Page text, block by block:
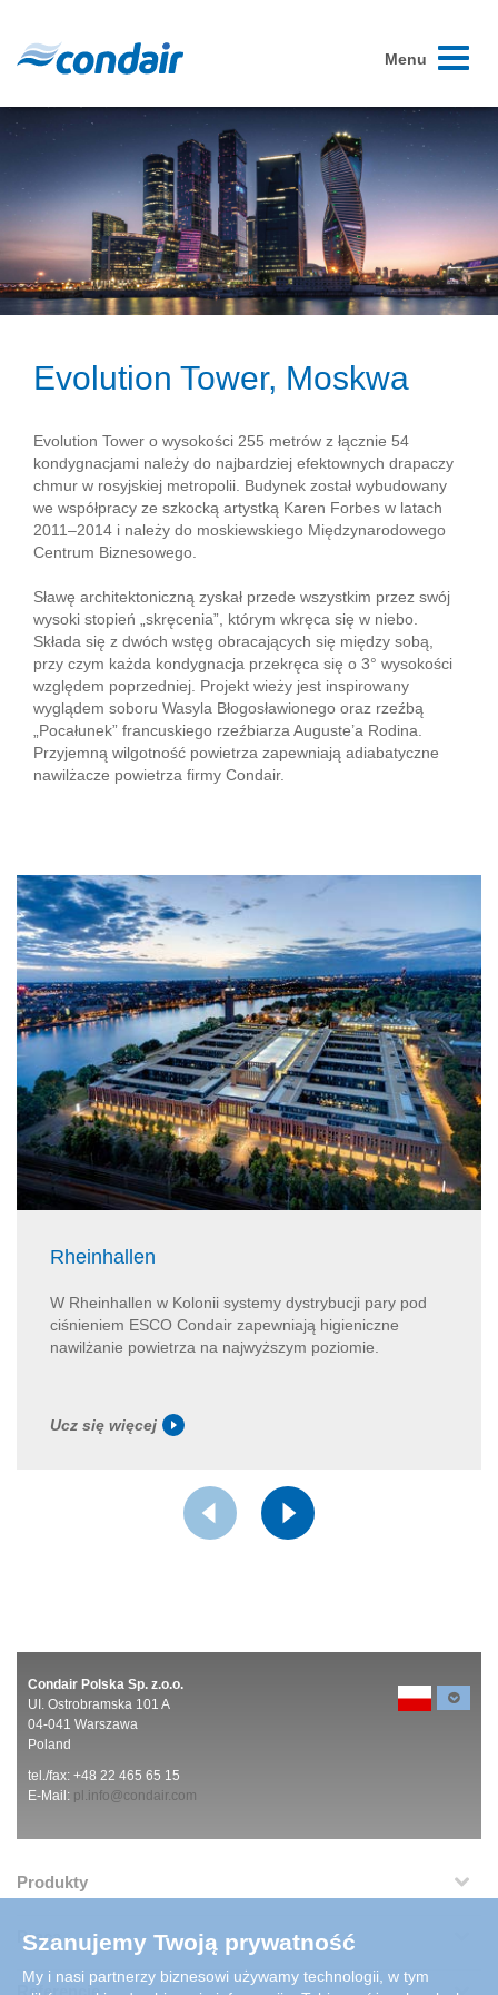
Toggle
Menu
Evolution Tower, Moskwa
Evolution Tower o wysokości 255 metrów z łącznie 54
kondygnacjami należy do najbardziej efektownych drapaczy
chmur w rosyjskiej metropolii. Budynek został wybudowany
we współpracy ze szkocką artystką Karen Forbes w latach
2011–2014 i należy do moskiewskiego Międzynarodowego
Centrum Biznesowego.
Sławę architektoniczną zyskał przede wszystkim przez swój
wysoki stopień „skręcenia”, którym wkręca się w niebo.
Składa się z dwóch wstęg obracających się między sobą,
przy czym każda kondygnacja przekręca się o 3° wysokości
względem poprzedniej. Projekt wieży jest inspirowany
wyglądem soboru Wasyla Błogosławionego oraz rzeźbą
„Pocałunek” francuskiego rzeźbiarza Auguste’a Rodina.
Przyjemną wilgotność powietrza zapewniają adiabatyczne
nawilżacze powietrza firmy Condair.
Rheinhallen
W Rheinhallen w Kolonii systemy dystrybucji pary pod
ciśnieniem ESCO Condair zapewniają higieniczne
nawilżanie powietrza na najwyższym poziomie.
Ucz się więcej
Condair Polska Sp. z.o.o.
UI. Ostrobramska 101 A
04-041 Warszawa
Poland
tel./fax: +48 22 465 65 15
E-Mail: pl.info@condair.com
Produkty
Praca
Szanujemy Twoją prywatność
My i nasi partnerzy biznesowi używamy technologii, w tym